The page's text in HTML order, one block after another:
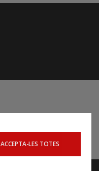
ACCEPTA-LES TOTES